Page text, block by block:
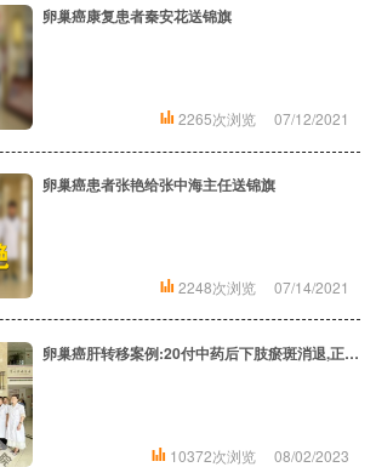
卵巢癌康复患者秦安花送锦旗
2265次浏览 07/12/2021
卵巢癌患者张艳给张中海主任送锦旗
2248次浏览 07/14/2021
卵巢癌肝转移案例:20付中药后下肢瘀斑消退,正常行走
10372次浏览 08/02/2023